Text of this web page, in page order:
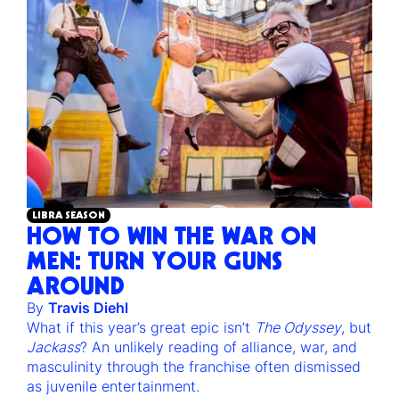
LIBRA SEASON
HOW TO WIN THE WAR ON
MEN: TURN YOUR GUNS
AROUND
By Travis Diehl
What if this year’s great epic isn’t The Odyssey, but
Jackass? An unlikely reading of alliance, war, and
masculinity through the franchise often dismissed
as juvenile entertainment.